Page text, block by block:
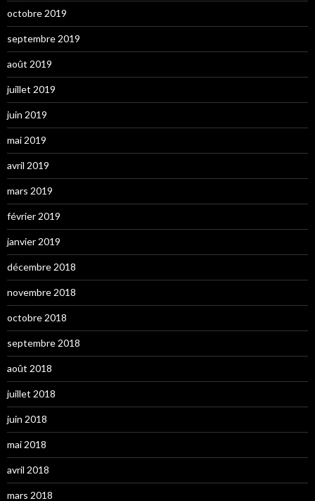
octobre 2019
septembre 2019
août 2019
juillet 2019
juin 2019
mai 2019
avril 2019
mars 2019
février 2019
janvier 2019
décembre 2018
novembre 2018
octobre 2018
septembre 2018
août 2018
juillet 2018
juin 2018
mai 2018
avril 2018
mars 2018